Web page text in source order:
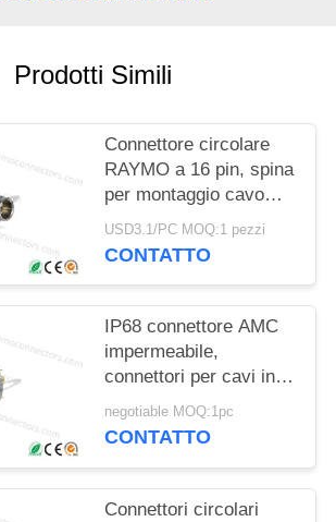
Prodotti Simili
Connettore circolare
RAYMO a 16 pin, spina
per montaggio cavo
serie AMY Y
USD3.1/PC MOQ:1 pezzi
CONTATTO
IP68 connettore AMC
impermeabile,
connettori per cavi in
alluminio
negotiable MOQ:1pc
CONTATTO
Connettori circolari